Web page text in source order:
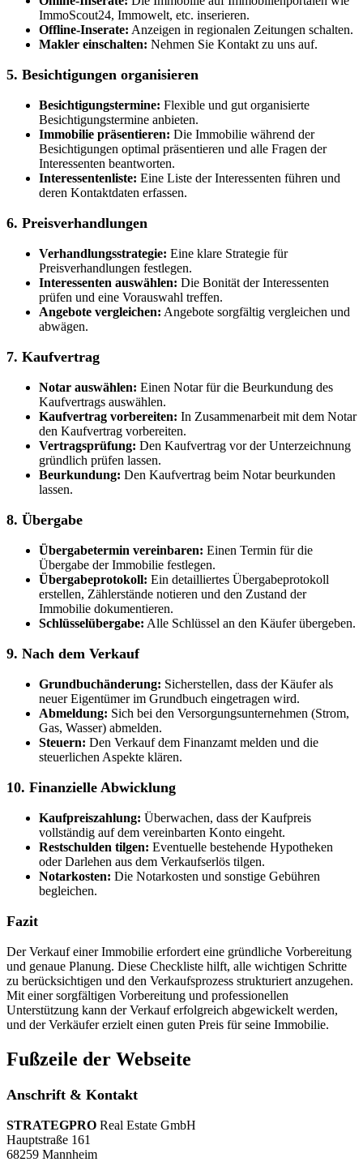
ImmoScout24, Immowelt, etc. inserieren.
Offline-Inserate: Anzeigen in regionalen Zeitungen schalten.
Makler einschalten: Nehmen Sie Kontakt zu uns auf.
5. Besichtigungen organisieren
Besichtigungstermine: Flexible und gut organisierte
Besichtigungstermine anbieten.
Immobilie präsentieren: Die Immobilie während der
Besichtigungen optimal präsentieren und alle Fragen der
Interessenten beantworten.
Interessentenliste: Eine Liste der Interessenten führen und
deren Kontaktdaten erfassen.
6. Preisverhandlungen
Verhandlungsstrategie: Eine klare Strategie für
Preisverhandlungen festlegen.
Interessenten auswählen: Die Bonität der Interessenten
prüfen und eine Vorauswahl treffen.
Angebote vergleichen: Angebote sorgfältig vergleichen und
abwägen.
7. Kaufvertrag
Notar auswählen: Einen Notar für die Beurkundung des
Kaufvertrags auswählen.
Kaufvertrag vorbereiten: In Zusammenarbeit mit dem Notar
den Kaufvertrag vorbereiten.
Vertragsprüfung: Den Kaufvertrag vor der Unterzeichnung
gründlich prüfen lassen.
Beurkundung: Den Kaufvertrag beim Notar beurkunden
lassen.
8. Übergabe
Übergabetermin vereinbaren: Einen Termin für die
Übergabe der Immobilie festlegen.
Übergabeprotokoll: Ein detailliertes Übergabeprotokoll
erstellen, Zählerstände notieren und den Zustand der
Immobilie dokumentieren.
Schlüsselübergabe: Alle Schlüssel an den Käufer übergeben.
9. Nach dem Verkauf
Grundbuchänderung: Sicherstellen, dass der Käufer als
neuer Eigentümer im Grundbuch eingetragen wird.
Abmeldung: Sich bei den Versorgungsunternehmen (Strom,
Gas, Wasser) abmelden.
Steuern: Den Verkauf dem Finanzamt melden und die
steuerlichen Aspekte klären.
10. Finanzielle Abwicklung
Kaufpreiszahlung: Überwachen, dass der Kaufpreis
vollständig auf dem vereinbarten Konto eingeht.
Restschulden tilgen: Eventuelle bestehende Hypotheken
oder Darlehen aus dem Verkaufserlös tilgen.
Notarkosten: Die Notarkosten und sonstige Gebühren
begleichen.
Fazit
Der Verkauf einer Immobilie erfordert eine gründliche Vorbereitung
und genaue Planung. Diese Checkliste hilft, alle wichtigen Schritte
zu berücksichtigen und den Verkaufsprozess strukturiert anzugehen.
Mit einer sorgfältigen Vorbereitung und professionellen
Unterstützung kann der Verkauf erfolgreich abgewickelt werden,
und der Verkäufer erzielt einen guten Preis für seine Immobilie.
Fußzeile der Webseite
Anschrift & Kontakt
STRATEGPRO Real Estate GmbH
Hauptstraße 161
68259 Mannheim